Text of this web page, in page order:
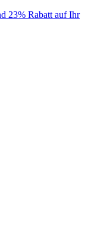
23% Rabatt auf Ihr